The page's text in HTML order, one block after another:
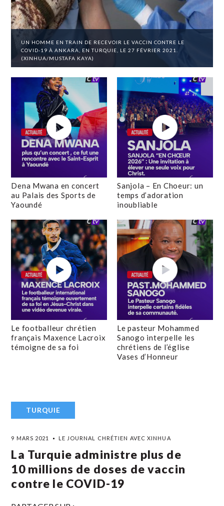
UN HOMME EN TRAIN DE RECEVOIR LE VACCIN CONTRE LE
COVID-19 À ANKARA, EN TURQUIE, LE 27 FÉVRIER 2021.
(XINHUA/MUSTAFA KAYA)
Dena Mwana en concert
au Palais des Sports de
Yaoundé
Sanjola – En Choeur: un
temps d’adoration
inoubliable
Le footballeur chrétien
français Maxence Lacroix
témoigne de sa foi
Le pasteur Mohammed
Sanogo interpelle les
chrétiens de l’église
Vases d’Honneur
TURQUIE
9 MARS 2021 LE JOURNAL CHRÉTIEN AVEC XINHUA
La Turquie administre plus de
10 millions de doses de vaccin
contre le COVID-19